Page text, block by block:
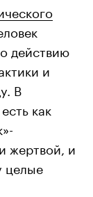
действию
и
В
как
жертвой, и
целые